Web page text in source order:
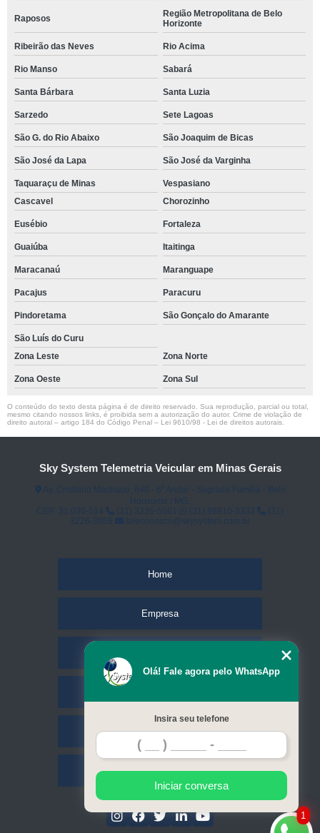
Raposos
Região Metropolitana de Belo
Horizonte
Ribeirão das Neves Rio Acima
Rio Manso Sabará
Santa Bárbara Santa Luzia
Sarzedo Sete Lagoas
São G. do Rio Abaixo São Joaquim de Bicas
São José da Lapa São José da Varginha
Taquaraçu de Minas
Vespasiano
Cascavel
Chorozinho
Eusébio Fortaleza
Guaiúba Itaitinga
Maracanaú Maranguape
Pacajus Paracuru
Pindoretama São Gonçalo do Amarante
São Luís do Curu
Zona Leste
Zona Norte
Zona Oeste Zona Sul
O conteúdo do texto desta página é de direito reservado. Sua reprodução, parcial ou total,
mesmo citando nossos links, é proibida sem a autorização do autor. Crime de violação de
direito autoral – artigo 184 do Código Penal – Lei 9610/98 - Lei de direitos autorais
Sky System Telemetria Veicular em Minas Gerais
Home
Empresa
Contato
Mapa do site
1
Olá! Fale agora pelo WhatsApp
Insira seu telefone
Iniciar conversa